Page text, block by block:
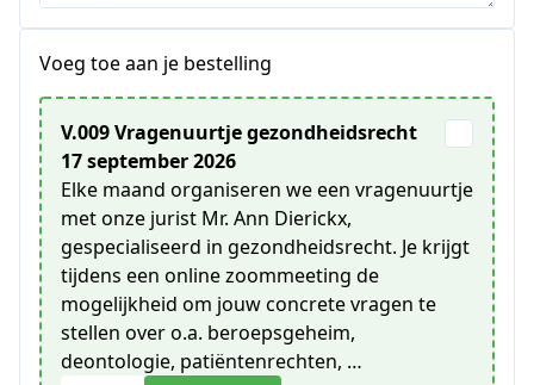
Voeg toe aan je bestelling
V.009 Vragenuurtje gezondheidsrecht
17 september 2026
Elke maand organiseren we een vragenuurtje
met onze jurist Mr. Ann Dierickx,
gespecialiseerd in gezondheidsrecht. Je krijgt
tijdens een online zoommeeting de
mogelijkheid om jouw concrete vragen te
stellen over o.a. beroepsgeheim,
deontologie, patiëntenrechten, …